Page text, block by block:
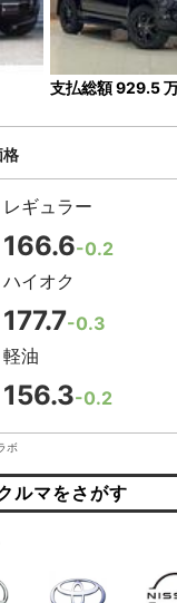
支払総額929.5
格
レギュラー
166.6-0.2
ハイオク
177.7-0.3
軽油
156.3-0.2
ボ
ルマをさがす